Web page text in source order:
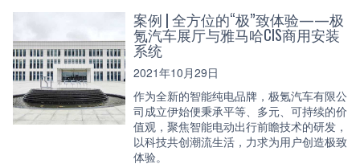
案例 | 全方位的“极”致体验——极
氪汽车展厅与雅马哈CIS商用安装
系统
2021年10月29日
作为全新的智能纯电品牌，极氪汽车有限公
司成立伊始便秉承平等、多元、可持续的价
值观，聚焦智能电动出行前瞻技术的研发，
以科技共创潮流生活，力求为用户创造极致
体验。